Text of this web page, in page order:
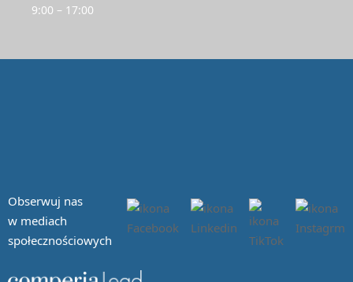
9:00 – 17:00
Obserwuj nas
w mediach
społecznościowych